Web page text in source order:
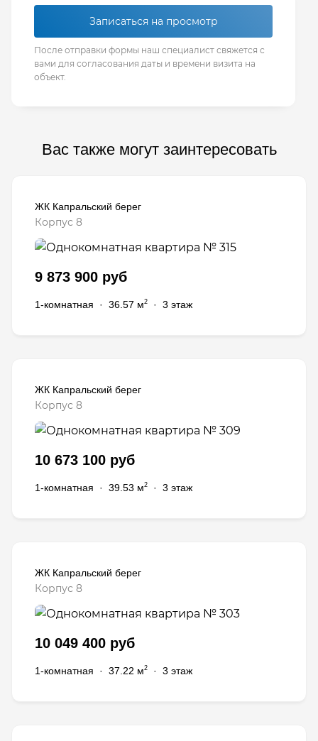
Записаться на просмотр
После отправки формы наш специалист свяжется с
вами для согласования даты и времени визита на
объект.
Вас также могут заинтересовать
ЖК Капральский берег
Корпус 8
9 873 900 руб
1-комнатная · 36.57 м2 · 3 этаж
ЖК Капральский берег
Корпус 8
10 673 100 руб
1-комнатная · 39.53 м2 · 3 этаж
ЖК Капральский берег
Корпус 8
10 049 400 руб
1-комнатная · 37.22 м2 · 3 этаж